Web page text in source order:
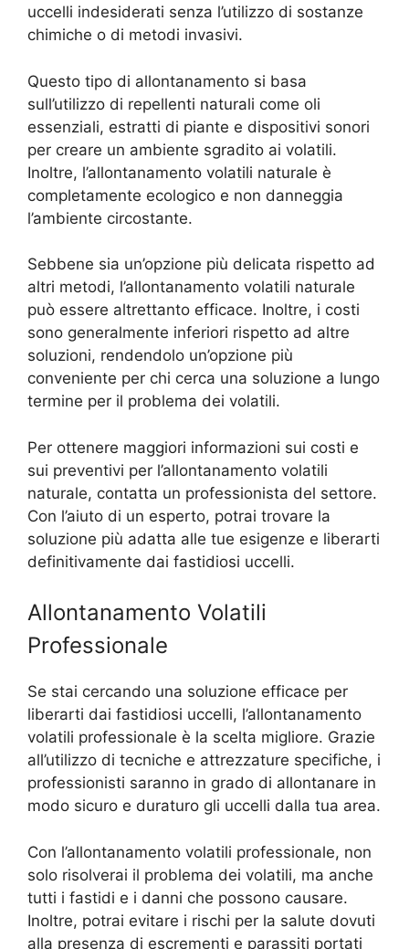
uccelli indesiderati senza l’utilizzo di sostanze
chimiche o di metodi invasivi.
Questo tipo di allontanamento si basa
sull’utilizzo di repellenti naturali come oli
essenziali, estratti di piante e dispositivi sonori
per creare un ambiente sgradito ai volatili.
Inoltre, l’allontanamento volatili naturale è
completamente ecologico e non danneggia
l’ambiente circostante.
Sebbene sia un’opzione più delicata rispetto ad
altri metodi, l’allontanamento volatili naturale
può essere altrettanto efficace. Inoltre, i costi
sono generalmente inferiori rispetto ad altre
soluzioni, rendendolo un’opzione più
conveniente per chi cerca una soluzione a lungo
termine per il problema dei volatili.
Per ottenere maggiori informazioni sui costi e
sui preventivi per l’allontanamento volatili
naturale, contatta un professionista del settore.
Con l’aiuto di un esperto, potrai trovare la
soluzione più adatta alle tue esigenze e liberarti
definitivamente dai fastidiosi uccelli.
Allontanamento Volatili
Professionale
Se stai cercando una soluzione efficace per
liberarti dai fastidiosi uccelli, l’allontanamento
volatili professionale è la scelta migliore. Grazie
all’utilizzo di tecniche e attrezzature specifiche, i
professionisti saranno in grado di allontanare in
modo sicuro e duraturo gli uccelli dalla tua area.
Con l’allontanamento volatili professionale, non
solo risolverai il problema dei volatili, ma anche
tutti i fastidi e i danni che possono causare.
Inoltre, potrai evitare i rischi per la salute dovuti
alla presenza di escrementi e parassiti portati